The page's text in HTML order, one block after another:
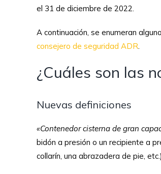
el 31 de diciembre de 2022.
A continuación, se enumeran
consejero de seguridad ADR
¿Cuáles son las
Nuevas definiciones
«Contenedor cisterna de gran
bidón a presión o un recipiente a
collarín, una abrazadera de pie,